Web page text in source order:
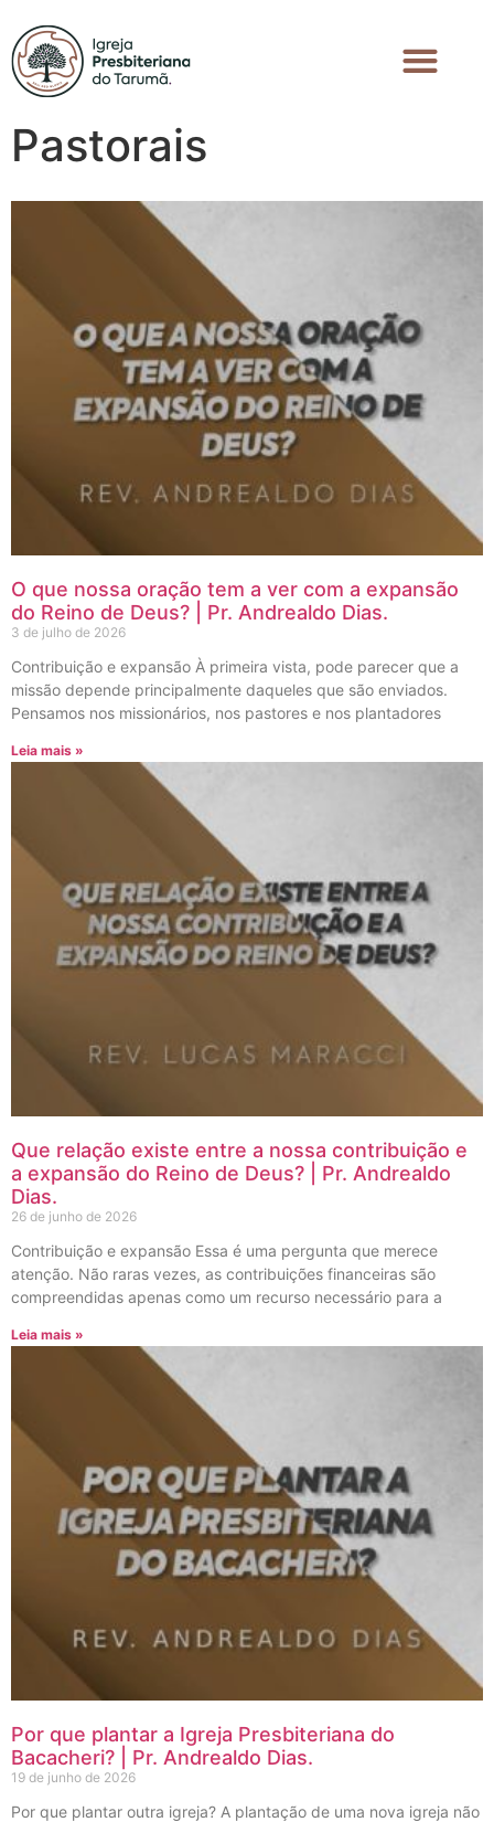
Pastorais
O que nossa oração tem a ver com a expansão
do Reino de Deus? | Pr. Andrealdo Dias.
3 de julho de 2026
Contribuição e expansão À primeira vista, pode parecer que a
missão depende principalmente daqueles que são enviados.
Pensamos nos missionários, nos pastores e nos plantadores
Leia mais »
Que relação existe entre a nossa contribuição e
a expansão do Reino de Deus? | Pr. Andrealdo
Dias.
26 de junho de 2026
Contribuição e expansão Essa é uma pergunta que merece
atenção. Não raras vezes, as contribuições financeiras são
compreendidas apenas como um recurso necessário para a
Leia mais »
Por que plantar a Igreja Presbiteriana do
Bacacheri? | Pr. Andrealdo Dias.
19 de junho de 2026
Por que plantar outra igreja? A plantação de uma nova igreja não